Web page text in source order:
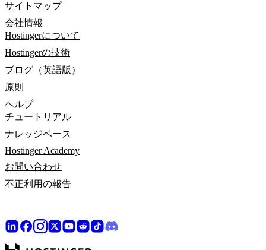
サイトマップ
会社情報
Hostingerについて
Hostingerの技術
ブログ（英語版）
原則
ヘルプ
チュートリアル
ナレッジベース
Hostinger Academy
お問い合わせ
不正利用の報告